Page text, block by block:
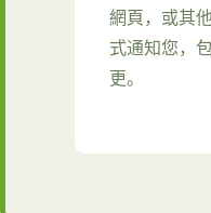
網頁，或其
式通知您，
更。